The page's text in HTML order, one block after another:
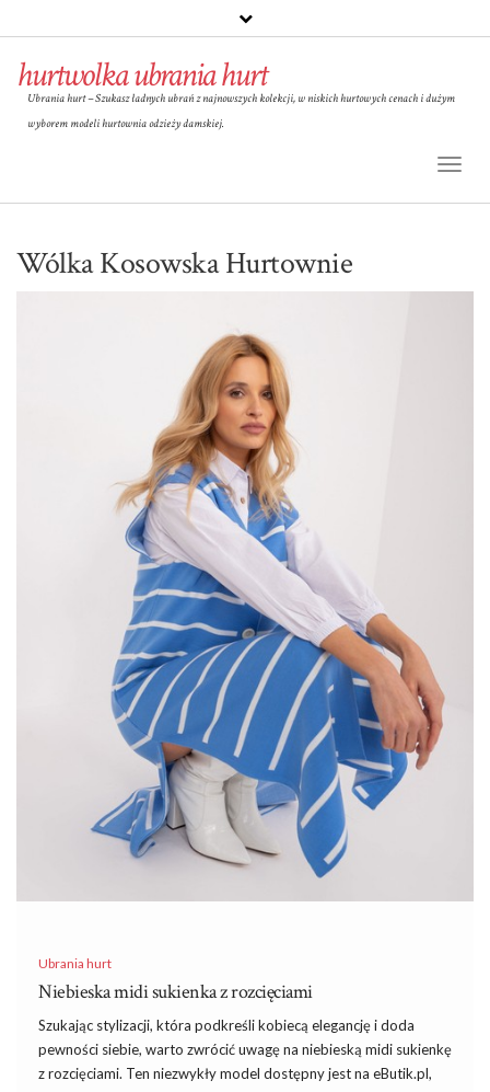
hurtwolka ubrania hurt
Ubrania hurt – Szukasz ładnych ubrań z najnowszych kolekcji, w niskich hurtowych cenach i dużym
wyborem modeli hurtownia odzieży damskiej.
Wólka Kosowska Hurtownie
Ubrania hurt
Niebieska midi sukienka z rozcięciami
Szukając stylizacji, która podkreśli kobiecą elegancję i doda
pewności siebie, warto zwrócić uwagę na niebieską midi sukienkę
z rozcięciami. Ten niezwykły model dostępny jest na eButik.pl,